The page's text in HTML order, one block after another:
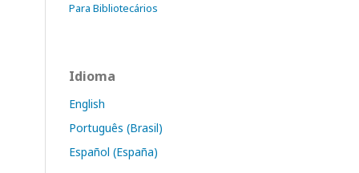
Para Bibliotecários
Idioma
English
Português (Brasil)
Español (España)